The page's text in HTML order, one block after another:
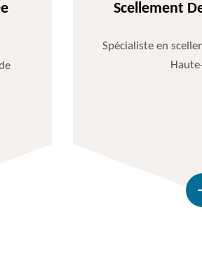
Scellement
Spécialiste en